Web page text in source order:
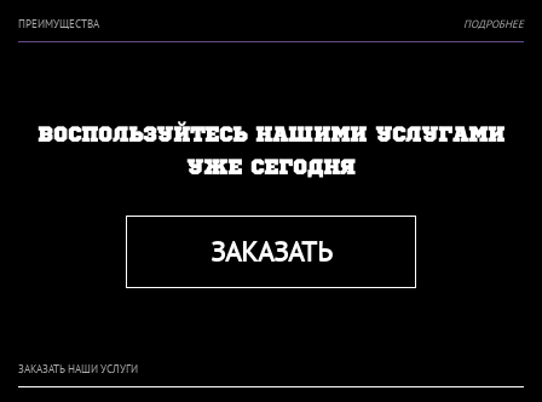
ПРЕИМУЩЕСТВА ПОДРОБНЕЕ
ВОСПОЛЬЗУЙТЕСЬ НАШИМИ УСЛУГАМИ
УЖЕ СЕГОДНЯ
ЗАКАЗАТЬ
ЗАКАЗАТЬ НАШИ УСЛУГИ